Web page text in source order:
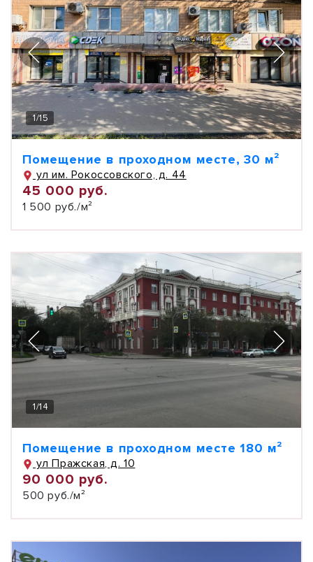
1/15
Помещение в проходном месте, 30 м²
ул им. Рокоссовского, д. 44
45 000 руб.
1 500 руб./м²
1/14
Помещение в проходном месте 180 м²
ул Пражская, д. 10
90 000 руб.
500 руб./м²